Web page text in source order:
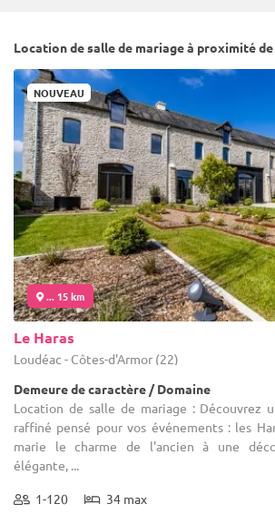
Location de salle de mariage à proximité
NOUVEAU
... 15 km
Le Haras
Loudéac - Côtes-d'Armor (22)
Demeure de caractère / Domaine
Location de salle de mariage : Découvrez
raffiné pensé pour vos événements : les
marie le charme de l'ancien à une
élégante, ...
1-120 34 max